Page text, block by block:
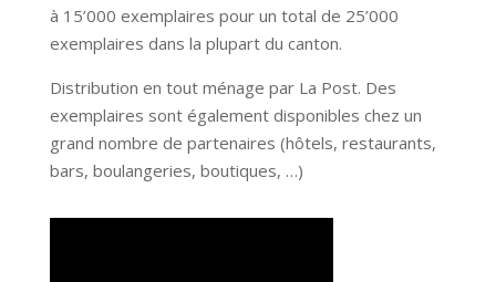
à 15’000 exemplaires pour un total de 25’000
exemplaires dans la plupart du canton.
Distribution en tout ménage par La Post. Des
exemplaires sont également disponibles chez un
grand nombre de partenaires (hôtels, restaurants,
bars, boulangeries, boutiques, …)